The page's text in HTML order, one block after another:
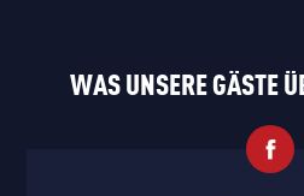
WAS UNSERE GÄSTE